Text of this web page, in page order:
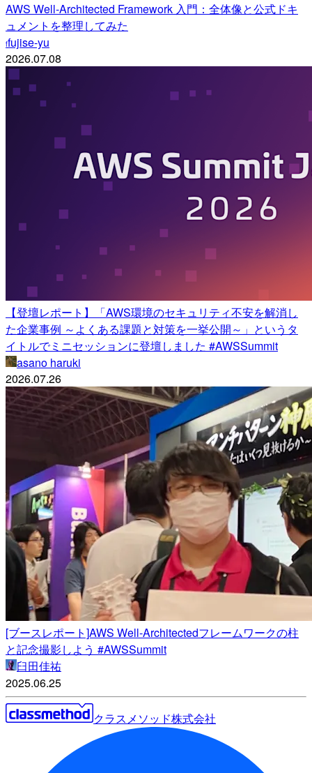
AWS Well-Architected Framework 入門：全体像と公式ドキ
ュメントを整理してみた
ffujise-yu
2026.07.08
【登壇レポート】「AWS環境のセキュリティ不安を解消し
た企業事例 ～よくある課題と対策を一挙公開～」というタ
イトルでミニセッションに登壇しました #AWSSummit
asano haruki
2026.07.26
[ブースレポート]AWS Well-Architectedフレームワークの柱
と記念撮影しよう #AWSSummit
臼田佳祐
2025.06.25
クラスメソッド株式会社